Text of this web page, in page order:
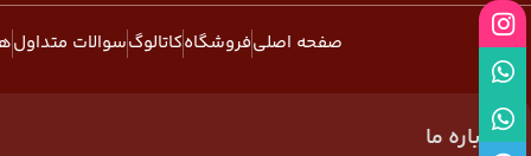
صفحه اصلیفروشگاهکاتالوگسوالات متداول
درباره ما